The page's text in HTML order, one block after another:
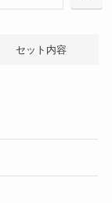
セット内容